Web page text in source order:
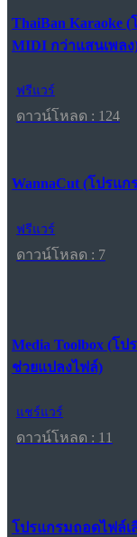
ThaiBan Karaoke
MIDI กว่าแสนเพลง
ฟรีแวร์
ดาวน์โหลด : 124
WannaCut (โปรแ
ฟรีแวร์
ดาวน์โหลด : 7
Media Toolbox (โ
ช่วยแปลงไฟล์)
แชร์แวร์
ดาวน์โหลด : 11
โปรแกรมถอดไฟล์เ